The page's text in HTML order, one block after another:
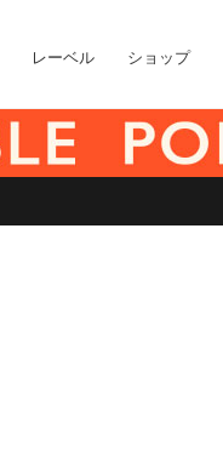
レーベル ショップ